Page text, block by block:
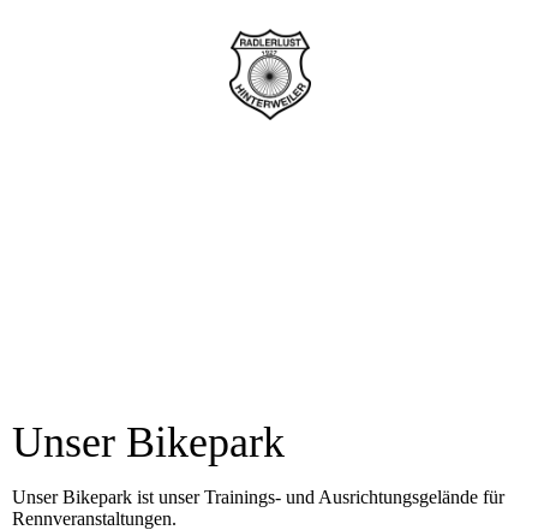
Unser Bikepark
Unser Bikepark ist unser Trainings- und Ausrichtungsgelände für
Rennveranstaltungen.